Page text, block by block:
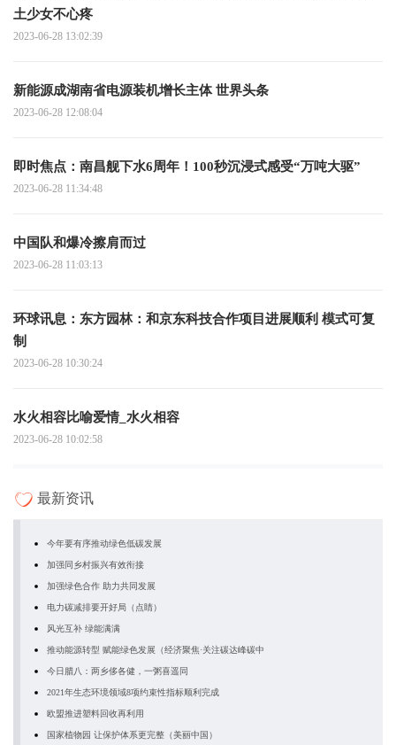
土少女不心疼
2023-06-28 13:02:39
新能源成湖南省电源装机增长主体 世界头条
2023-06-28 12:08:04
即时焦点：南昌舰下水6周年！100秒沉浸式感受“万吨大驱”
2023-06-28 11:34:48
中国队和爆冷擦肩而过
2023-06-28 11:03:13
环球讯息：东方园林：和京东科技合作项目进展顺利 模式可复
制
2023-06-28 10:30:24
水火相容比喻爱情_水火相容
2023-06-28 10:02:58
最新资讯
今年要有序推动绿色低碳发展
加强同乡村振兴有效衔接
加强绿色合作 助力共同发展
电力碳减排要开好局（点睛）
风光互补 绿能满满
推动能源转型 赋能绿色发展（经济聚焦·关注碳达峰碳中
今日腊八：两乡侈各健，一粥喜遥同
2021年生态环境领域8项约束性指标顺利完成
欧盟推进塑料回收再利用
国家植物园 让保护体系更完整（美丽中国）